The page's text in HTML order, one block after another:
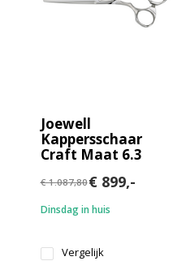
Joewell
Kappersschaar
Craft Maat 6.3
€ 1.087,80€ 899,-
Dinsdag in huis
Vergelijk